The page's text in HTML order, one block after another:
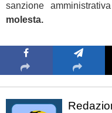
sanzione
molesta.